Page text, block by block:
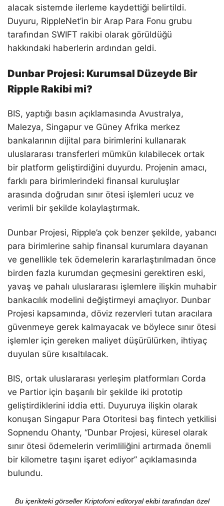
alacak sistemde ilerleme kaydettiği belirtildi.
Duyuru, RippleNet’in bir Arap Para Fonu grubu
tarafından SWIFT rakibi olarak görüldüğü
hakkındaki haberlerin ardından geldi.
Dunbar Projesi: Kurumsal Düzeyde Bir
Ripple Rakibi mi?
BIS, yaptığı basın açıklamasında Avustralya,
Malezya, Singapur ve Güney Afrika merkez
bankalarının dijital para birimlerini kullanarak
uluslararası transferleri mümkün kılabilecek ortak
bir platform geliştirdiğini duyurdu. Projenin amacı,
farklı para birimlerindeki finansal kuruluşlar
arasında doğrudan sınır ötesi işlemleri ucuz ve
verimli bir şekilde kolaylaştırmak.
Dunbar Projesi, Ripple’a çok benzer şekilde, yabancı
para birimlerine sahip finansal kurumlara dayanan
ve genellikle tek ödemelerin kararlaştırılmadan önce
birden fazla kurumdan geçmesini gerektiren eski,
yavaş ve pahalı uluslararası işlemlere ilişkin muhabir
bankacılık modelini değiştirmeyi amaçlıyor. Dunbar
Projesi kapsamında, döviz rezervleri tutan aracılara
güvenmeye gerek kalmayacak ve böylece sınır ötesi
işlemler için gereken maliyet düşürülürken, ihtiyaç
duyulan süre kısaltılacak.
BIS, ortak uluslararası yerleşim platformları Corda
ve Partior için başarılı bir şekilde iki prototip
geliştirdiklerini iddia etti. Duyuruya ilişkin olarak
konuşan Singapur Para Otoritesi baş fintech yetkilisi
Sopnendu Ohanty, “Dunbar Projesi, küresel olarak
sınır ötesi ödemelerin verimliliğini artırmada önemli
bir kilometre taşını işaret ediyor” açıklamasında
bulundu.
Bu içerikteki görseller Kriptofoni editoryal ekibi tarafından özel